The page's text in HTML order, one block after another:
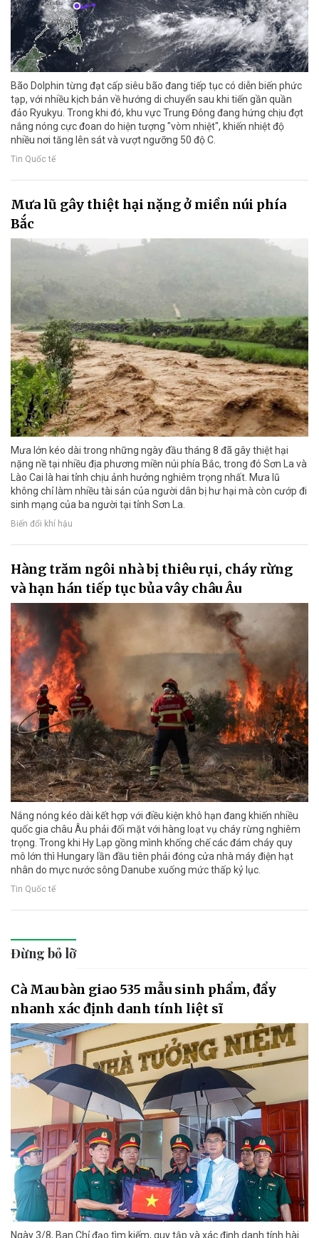
Bão Dolphin từng đạt cấp siêu bão đang tiếp tục có diễn biến phức
tạp, với nhiều kịch bản về hướng di chuyển sau khi tiến gần quần
đảo Ryukyu. Trong khi đó, khu vực Trung Đông đang hứng chịu đợt
nắng nóng cực đoan do hiện tượng "vòm nhiệt", khiến nhiệt độ
nhiều nơi tăng lên sát và vượt ngưỡng 50 độ C.
Tin Quốc tế
Mưa lũ gây thiệt hại nặng ở miền núi phía
Bắc
Mưa lớn kéo dài trong những ngày đầu tháng 8 đã gây thiệt hại
nặng nề tại nhiều địa phương miền núi phía Bắc, trong đó Sơn La và
Lào Cai là hai tỉnh chịu ảnh hưởng nghiêm trọng nhất. Mưa lũ
không chỉ làm nhiều tài sản của người dân bị hư hại mà còn cướp đi
sinh mạng của ba người tại tỉnh Sơn La.
Biến đổi khí hậu
Hàng trăm ngôi nhà bị thiêu rụi, cháy rừng
và hạn hán tiếp tục bủa vây châu Âu
Nắng nóng kéo dài kết hợp với điều kiện khô hạn đang khiến nhiều
quốc gia châu Âu phải đối mặt với hàng loạt vụ cháy rừng nghiêm
trọng. Trong khi Hy Lạp gồng mình khống chế các đám cháy quy
mô lớn thì Hungary lần đầu tiên phải đóng cửa nhà máy điện hạt
nhân do mực nước sông Danube xuống mức thấp kỷ lục.
Tin Quốc tế
Đừng bỏ lỡ
Cà Mau bàn giao 535 mẫu sinh phẩm, đẩy
nhanh xác định danh tính liệt sĩ
Ngày 3/8, Ban Chỉ đạo tìm kiếm, quy tập và xác định danh tính hài